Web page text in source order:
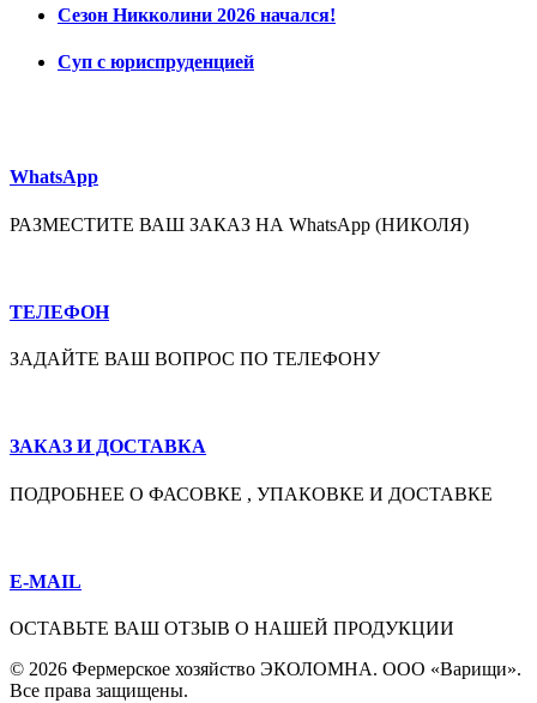
Сезон Никколини 2026 начался!
Суп с юриспруденцией
WhatsApp
РАЗМЕСТИТЕ ВАШ ЗАКАЗ НА WhatsApp (НИКОЛЯ)
ТЕЛЕФОН
ЗАДАЙТЕ ВАШ ВОПРОС ПО ТЕЛЕФОНУ
ЗАКАЗ И ДОСТАВКА
ПОДРОБНЕЕ О ФАСОВКЕ , УПАКОВКЕ И ДОСТАВКЕ
E-MAIL
ОСТАВЬТЕ ВАШ ОТЗЫВ О НАШЕЙ ПРОДУКЦИИ
© 2026 Фермерское хозяйство ЭКОЛОМНА. ООО «Варищи».
Все права защищены.